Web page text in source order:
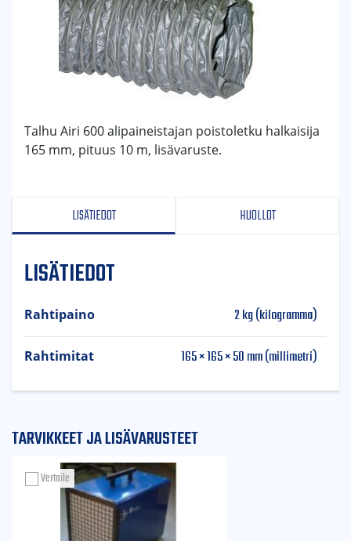
LISÄTIEDOT HUOLLOT
LISÄTIEDOT
Rahtipaino 2 kg (kilogramma)
Rahtimitat 165 × 165 × 50 mm (millimetri)
Talhu Airi 600 alipaineistajan poistoletku halkaisija
165 mm, pituus 10 m, lisävaruste.
TARVIKKEET JA LISÄVARUSTEET
Vertaile